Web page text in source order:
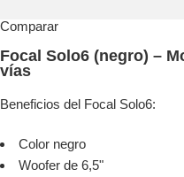
Comparar
Focal Solo6 (negro) –
vías
Beneficios del Focal Solo6:
Color negro
Woofer de 6,5"